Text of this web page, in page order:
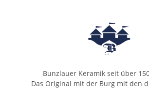
Bunzlauer Keramik seit über
Das Original mit der Burg mit den